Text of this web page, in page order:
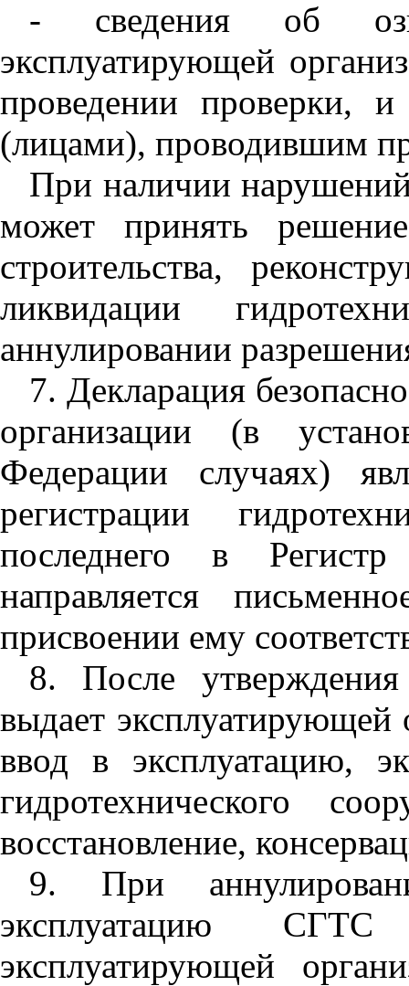
- сведения об
эксплуатирующей
проведении проверки,
(лицами), проводившим
При наличии
может принять
строительства,
ликвидации
аннулировании
7. Декларация
организации (в
Федерации случаях)
регистрации
последнего в
направляется
присвоении ему
8. После
выдает эксплуатирующей
ввод в эксплуатацию,
гидротехнического
восстановление,
9. При
эксплуатацию СГТС
эксплуатирующей